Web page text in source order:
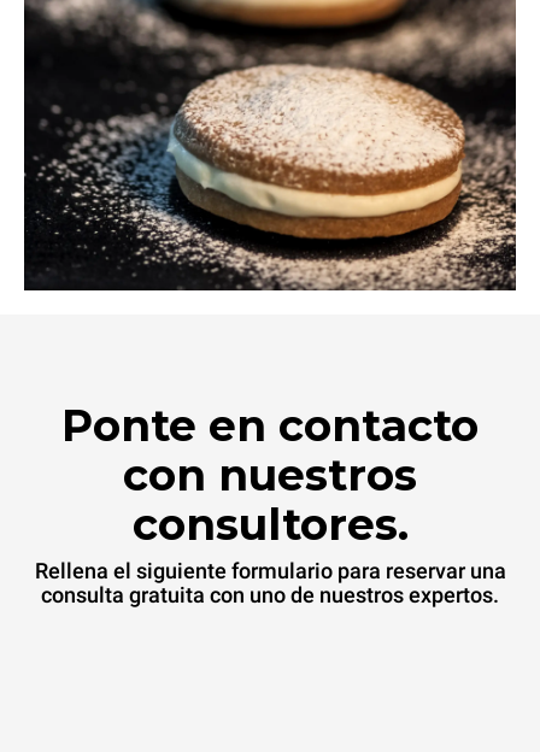
Ponte en contacto
con nuestros
consultores.
Rellena el siguiente formulario para reservar una
consulta gratuita con uno de nuestros expertos.